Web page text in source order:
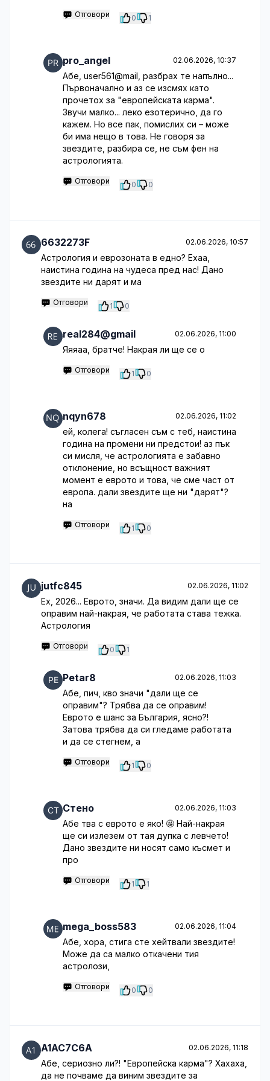
Отговори 0 1
pro_angel 02.06.2026, 10:37
Абе, user561@mail, разбрах те напълно...
Първоначално и аз се изсмях като
прочетох за "европейската карма".
Звучи малко... леко езотерично, да го
кажем. Но все пак, помислих си – може
би има нещо в това. Не говоря за
звездите, разбира се, не съм фен на
астрологията.
Отговори 0 0
6632273F 02.06.2026, 10:57
Астрология и еврозоната в едно? Ехаа,
наистина година на чудеса пред нас! Дано
звездите ни дарят и ма
Отговори 1 0
real284@gmail 02.06.2026, 11:00
Яяяаа, братче! Накрая ли ще се о
Отговори 1 0
nqyn678 02.06.2026, 11:02
ей, колега! съгласен съм с теб, наистина
година на промени ни предстои! аз пък
си мисля, че астрологията е забавно
отклонение, но всъщност важният
момент е еврото и това, че сме част от
европа. дали звездите ще ни "дарят"?
на
Отговори 1 0
jutfc845 02.06.2026, 11:02
Ех, 2026... Еврото, значи. Да видим дали ще се
оправим най-накрая, че работата става тежка.
Астрология
Отговори 0 1
Petar8 02.06.2026, 11:03
Абе, пич, кво значи "дали ще се
оправим"? Трябва да се оправим!
Еврото е шанс за България, ясно?!
Затова трябва да си гледаме работата
и да се стегнем, а
Отговори 1 0
Стено 02.06.2026, 11:03
Абе тва с еврото е яко! 🤩 Най-накрая
ще си излезем от тая дупка с левчето!
Дано звездите ни носят само късмет и
про
Отговори 1 1
mega_boss583 02.06.2026, 11:04
Абе, хора, стига сте хейтвали звездите!
Може да са малко откачени тия
астролози,
Отговори 0 0
A1AC7C6A 02.06.2026, 11:18
Абе, сериозно ли?! "Европейска карма"? Хахаха,
да не почваме да виним звездите за